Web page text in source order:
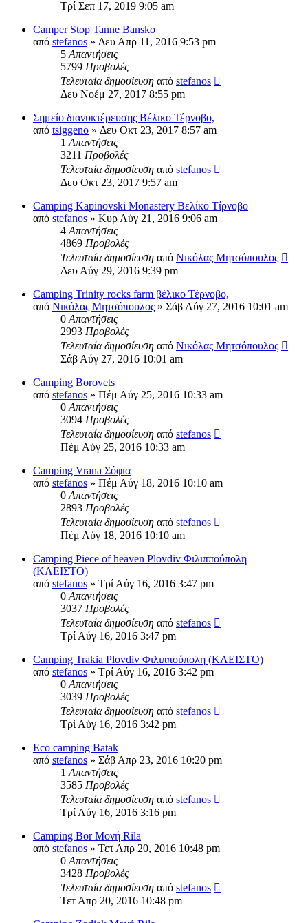
Τρί Σεπ 17, 2019 9:05 am
Camper Stop Tanne Bansko
από stefanos » Δευ Απρ 11, 2016 9:53 pm
5 Απαντήσεις
5799 Προβολές
Τελευταία δημοσίευση από stefanos
Δευ Νοέμ 27, 2017 8:55 pm
Σημείο διανυκτέρευσης Βέλικο Τέρνοβο,
από tsiggeno » Δευ Οκτ 23, 2017 8:57 am
1 Απαντήσεις
3211 Προβολές
Τελευταία δημοσίευση από stefanos
Δευ Οκτ 23, 2017 9:57 am
Camping Kapinovski Monastery Βελίκο Τίρνοβο
από stefanos » Κυρ Αύγ 21, 2016 9:06 am
4 Απαντήσεις
4869 Προβολές
Τελευταία δημοσίευση από Νικόλας Μητσόπουλος
Δευ Αύγ 29, 2016 9:39 pm
Camping Trinity rocks farm βέλικο Τέρνοβο,
από Νικόλας Μητσόπουλος » Σάβ Αύγ 27, 2016 10:01 am
0 Απαντήσεις
2993 Προβολές
Τελευταία δημοσίευση από Νικόλας Μητσόπουλος
Σάβ Αύγ 27, 2016 10:01 am
Camping Borovets
από stefanos » Πέμ Αύγ 25, 2016 10:33 am
0 Απαντήσεις
3094 Προβολές
Τελευταία δημοσίευση από stefanos
Πέμ Αύγ 25, 2016 10:33 am
Camping Vrana Σόφια
από stefanos » Πέμ Αύγ 18, 2016 10:10 am
0 Απαντήσεις
2893 Προβολές
Τελευταία δημοσίευση από stefanos
Πέμ Αύγ 18, 2016 10:10 am
Camping Piece of heaven Plovdiv Φιλιππούπολη
(ΚΛΕΙΣΤΟ)
από stefanos » Τρί Αύγ 16, 2016 3:47 pm
0 Απαντήσεις
3037 Προβολές
Τελευταία δημοσίευση από stefanos
Τρί Αύγ 16, 2016 3:47 pm
Camping Trakia Plovdiv Φιλιππούπολη (ΚΛΕΙΣΤΟ)
από stefanos » Τρί Αύγ 16, 2016 3:42 pm
0 Απαντήσεις
3039 Προβολές
Τελευταία δημοσίευση από stefanos
Τρί Αύγ 16, 2016 3:42 pm
Eco camping Batak
από stefanos » Σάβ Απρ 23, 2016 10:20 pm
1 Απαντήσεις
3585 Προβολές
Τελευταία δημοσίευση από stefanos
Τρί Αύγ 16, 2016 3:16 pm
Camping Bor Μονή Rila
από stefanos » Τετ Απρ 20, 2016 10:48 pm
0 Απαντήσεις
3428 Προβολές
Τελευταία δημοσίευση από stefanos
Τετ Απρ 20, 2016 10:48 pm